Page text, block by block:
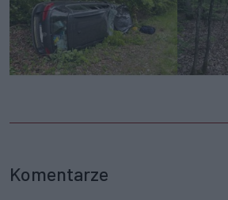
Komentarze